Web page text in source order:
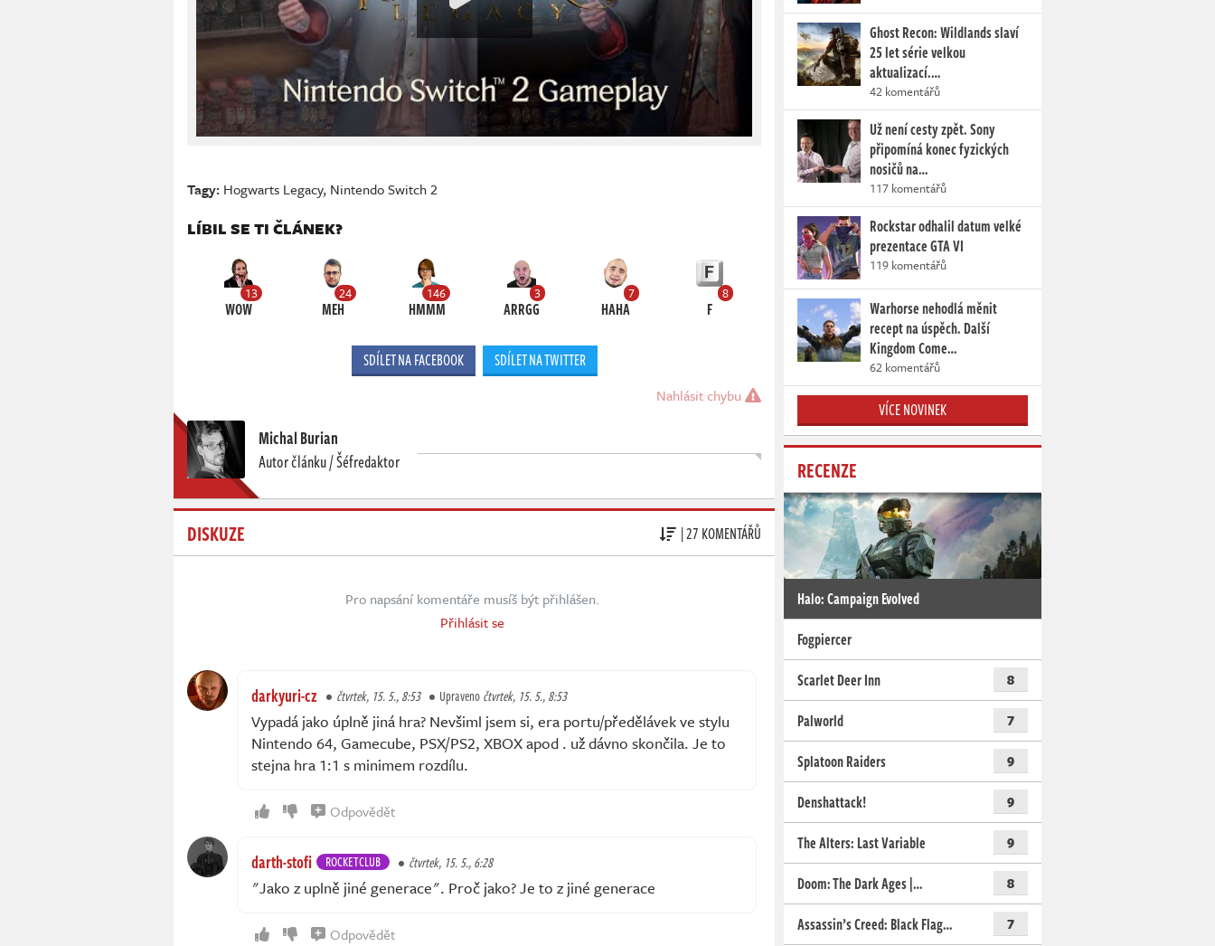
Tagy: Hogwarts Legacy, Nintendo Switch 2
LÍBIL SE TI ČLÁNEK?
13
WOW
24
MEH
146
HMMM
3
ARRGG
7
HAHA
8
F
SDÍLET NA FACEBOOK SDÍLET NA TWITTER
Nahlásit chybu
Michal Burian
Autor článku / Šéfredaktor
DISKUZE | 27 KOMENTÁŘŮ
Pro napsání komentáře musíš být přihlášen.
Přihlásit se
darkyuri-cz čtvrtek, 15. 5., 8:53 Upravenočtvrtek, 15. 5., 8:53
Vypadá jako úplně jiná hra? Nevšiml jsem si, era portu/předělávek ve stylu
Nintendo 64, Gamecube, PSX/PS2, XBOX apod . už dávno skončila. Je to
stejna hra 1:1 s minimem rozdílu.
Odpovědět
darth-stofi ROCKETCLUB čtvrtek, 15. 5., 6:28
"Jako z uplně jiné generace". Proč jako? Je to z jiné generace
Odpovědět
Ghost Recon: Wildlands slaví
25 let série velkou
aktualizací.…
42 komentářů
Už není cesty zpět. Sony
připomíná konec fyzických
nosičů na…
117 komentářů
Rockstar odhalil datum velké
prezentace GTA VI
119 komentářů
Warhorse nehodlá měnit
recept na úspěch. Další
Kingdom Come…
62 komentářů
VÍCE NOVINEK
RECENZE
Halo: Campaign Evolved
Fogpiercer
Scarlet Deer Inn
8
Palworld 7
Splatoon Raiders 9
Denshattack! 9
The Alters: Last Variable 9
Doom: The Dark Ages |… 8
Assassin’s Creed: Black Flag… 7